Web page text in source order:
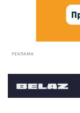
РЕКЛАМА